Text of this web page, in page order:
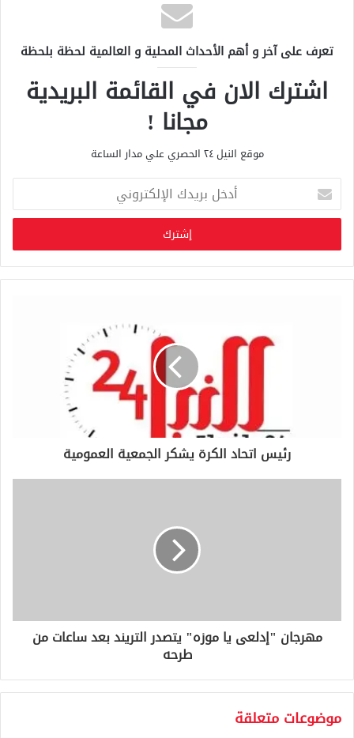
تعرف على آخر و أهم الأحداث المحلية و العالمية لحظة بلحظة
اشترك الان في القائمة البريدية
مجانا !
موقع النيل ٢٤ الحصري علي مدار الساعة
خ
ب
ر
ي
ي
رئيس اتحاد الكرة يشكر الجمعية العمومية
مهرجان "إدلعى يا موزه" يتصدر التريند بعد ساعات من
طرحه
موضوعات متعلقة